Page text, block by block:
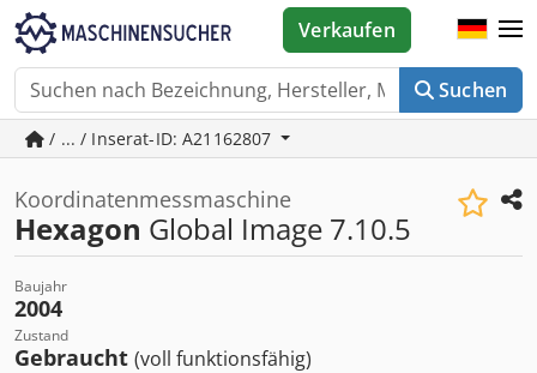
Suchen
Verkaufen
/ ... / Inserat-ID: A21162807
Koordinatenmessmaschine
Hexagon Global Image 7.10.5
Baujahr
2004
Zustand
Gebraucht (voll funktionsfähig)